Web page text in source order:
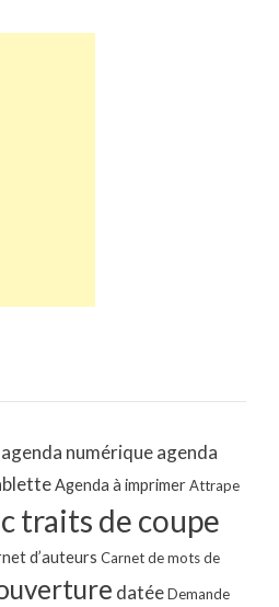
agenda numériqueagenda
Agenda à imprimerAttrape
traits de coupe
d’auteurs Carnet de mots de
datéeDemande